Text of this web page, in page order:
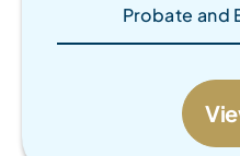
Probate and